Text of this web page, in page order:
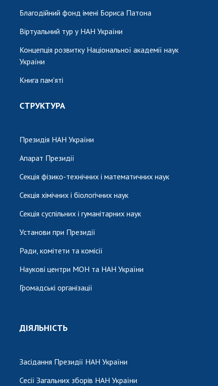
Благодійний фонд імені Бориса Патона
Віртуальний тур у НАН України
Концепція розвитку Національної академії наук
України
Книга пам'яті
СТРУКТУРА
Президія НАН України
Апарат Президії
Секція фізико-технічних і математичних наук
Секція хімічних і біологічних наук
Секція суспільних і гуманітарних наук
Установи при Президії
Ради, комітети та комісії
Наукові центри МОН та НАН України
Громадські організації
ДІЯЛЬНІСТЬ
Засідання Президії НАН України
Сесії Загальних зборів НАН України